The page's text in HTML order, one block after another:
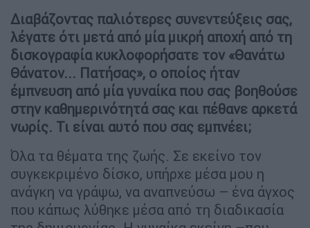
Διαβάζοντας παλιότερες συνεντεύξεις σας,
λέγατε ότι μετά από μία μικρή αποχή από τη
δισκογραφία κυκλοφορήσατε τον «Θανάτω
Θάνατον... Πατήσας», ο οποίος ήταν
έμπνευση από μία γυναίκα που σας βοηθούσε
στην καθημερινότητά σας και πέθανε αρκετά
νωρίς. Τι είναι αυτό που σας εμπνέει;
Όλα τα θέματα της ζωής. Σε εκείνο τον
συγκεκριμένο δίσκο, υπήρχε μέσα μου η
ανάγκη να γράψω, να αναπνεύσω – ένα άγχος
που κάπως λύθηκε μέσα από τη διαδικασία